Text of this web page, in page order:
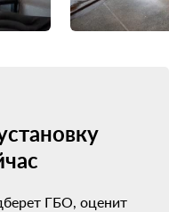
ГБО, оценит